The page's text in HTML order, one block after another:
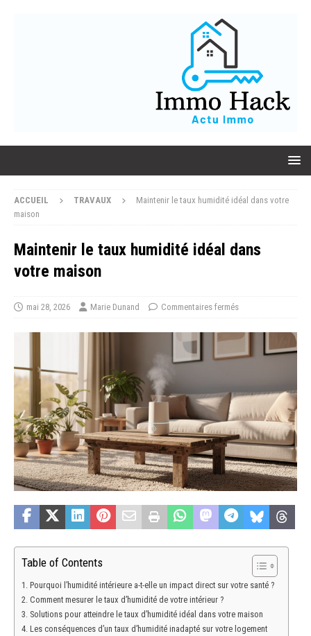
ACCUEIL TRAVAUX
Maintenir le taux humidité idéal dans votre
maison
Maintenir le taux humidité idéal dans
votre maison
mai 28, 2026 Marie Dunand Commentaires fermés
Table of Contents
Pourquoi l’humidité intérieure a-t-elle un impact direct sur votre santé ?
Comment mesurer le taux d’humidité de votre intérieur ?
Solutions pour atteindre le taux d’humidité idéal dans votre maison
Les conséquences d’un taux d’humidité inadapté sur votre logement